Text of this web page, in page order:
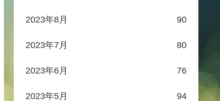
2023年8月 90
2023年7月 80
2023年6月 76
2023年5月 94